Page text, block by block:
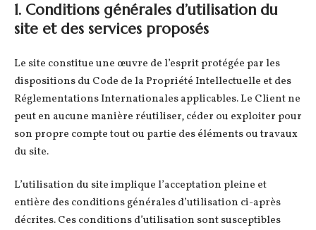
1. Conditions générales d’utilisation du
site et des services proposés
Le site constitue une œuvre de l’esprit protégée par les
dispositions du Code de la Propriété Intellectuelle et des
Réglementations Internationales applicables. Le Client ne
peut en aucune manière réutiliser, céder ou exploiter pour
son propre compte tout ou partie des éléments ou travaux
du site.
L’utilisation du site implique l’acceptation pleine et
entière des conditions générales d’utilisation ci-après
décrites. Ces conditions d’utilisation sont susceptibles